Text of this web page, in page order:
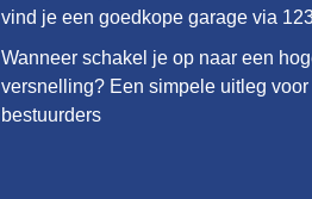
vind je een goedkope garage via
Wanneer schakel je op naar een
versnelling? Een simpele uitleg
bestuurders